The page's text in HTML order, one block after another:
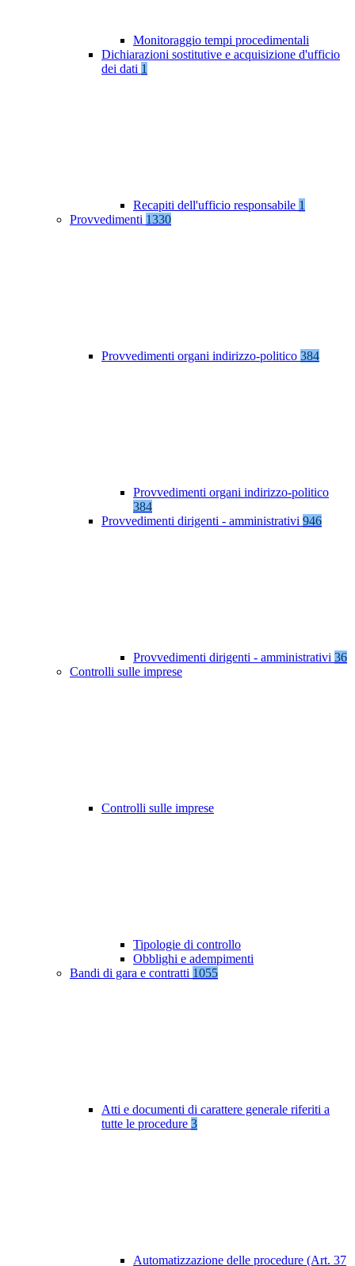
Monitoraggio tempi procedimentali
Dichiarazioni sostitutive e acquisizione d'ufficio
dei dati 1
Recapiti dell'ufficio responsabile 1
Provvedimenti 1330
Provvedimenti organi indirizzo-politico 384
Provvedimenti organi indirizzo-politico
384
Provvedimenti dirigenti - amministrativi 946
Provvedimenti dirigenti - amministrativi 36
Controlli sulle imprese
Controlli sulle imprese
Tipologie di controllo
Obblighi e adempimenti
Bandi di gara e contratti 1055
Atti e documenti di carattere generale riferiti a
tutte le procedure 3
Automatizzazione delle procedure (Art. 37